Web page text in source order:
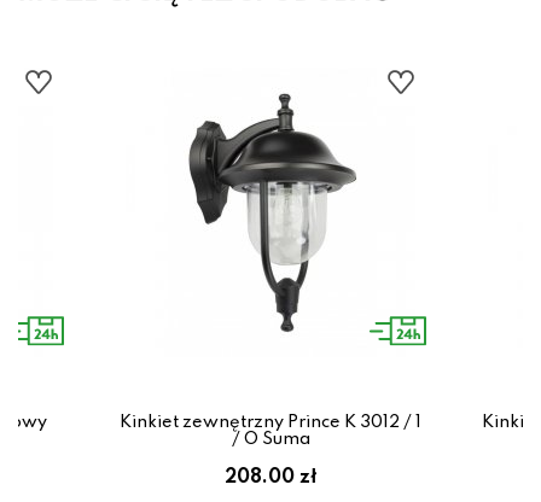
Kinkiet zewnętrzny Prince K 3012 / 1
/ O Suma
208.00 zł